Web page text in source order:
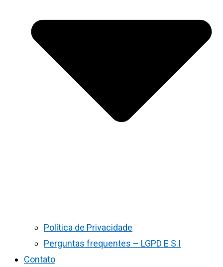
Política de Privacidade
Perguntas frequentes – LGPD E S.I
Contato